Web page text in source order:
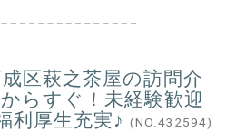
成区萩之茶屋の訪問介
らすぐ！未経験歓迎
利厚生充実♪ (NO.432594)